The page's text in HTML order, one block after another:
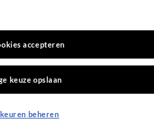
met
accepteren
keuze opslaan
beheren